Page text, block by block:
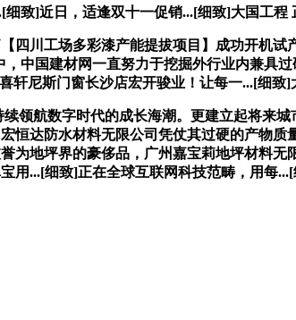
]近日，适逢双十一促销...[细致]大国工程
川工场多彩漆产能提拔项目】成功开机试
中国建材网一直努力于挖掘外行业内兼
轩尼斯门窗长沙店宏开骏业！让每一...[细致
航数字时代的成长海潮。更建立起将来
恒达防水材料无限公司凭仗其过硬的产物
为地坪界的豪侈品，广州嘉宝莉地坪材料
用...[细致]正在全球互联网科技范畴，用每